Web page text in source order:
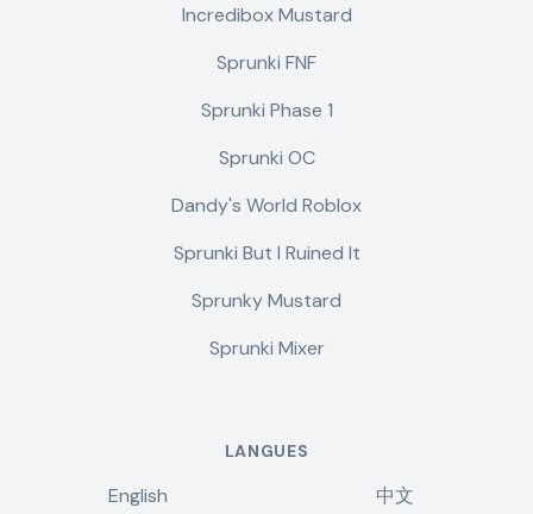
Incredibox Mustard
Sprunki FNF
Sprunki Phase 1
Sprunki OC
Dandy's World Roblox
Sprunki But I Ruined It
Sprunky Mustard
Sprunki Mixer
LANGUES
English 中文